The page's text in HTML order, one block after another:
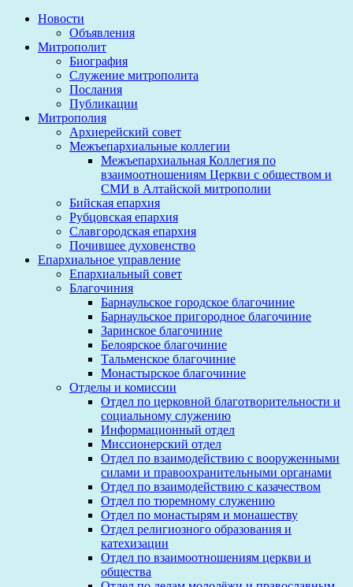
Новости
Объявления
Митрополит
Биография
Служение митрополита
Послания
Публикации
Митрополия
Архиерейский совет
Межъепархиальные коллегии
Межъепархиальная Коллегия по
взаимоотношениям Церкви с обществом и
СМИ в Алтайской митрополии
Бийская епархия
Рубцовская епархия
Славгородская епархия
Почившее духовенство
Епархиальное управление
Епархиальный совет
Благочиния
Барнаульское городское благочиние
Барнаульское пригородное благочиние
Заринское благочиние
Белоярское благочиние
Тальменское благочиние
Монастырское благочиние
Отделы и комиссии
Отдел по церковной благотворительности и
социальному служению
Информационный отдел
Миссионерский отдел
Отдел по взаимодействию с вооруженными
силами и правоохранительными органами
Отдел по взаимодействию с казачеством
Отдел по тюремному служению
Отдел по монастырям и монашеству
Отдел религиозного образования и
катехизации
Отдел по взаимоотношениям церкви и
общества